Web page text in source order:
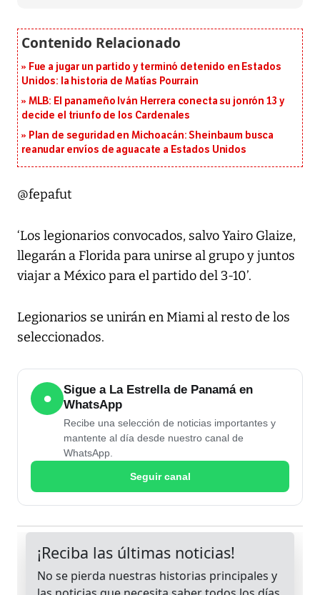
Fue a jugar un partido y terminó detenido en Estados
Unidos: la historia de Matías Pourrain
MLB: El panameño Iván Herrera conecta su jonrón 13 y
decide el triunfo de los Cardenales
Plan de seguridad en Michoacán: Sheinbaum busca
reanudar envíos de aguacate a Estados Unidos
@fepafut
‘Los legionarios convocados, salvo Yairo Glaize,
llegarán a Florida para unirse al grupo y juntos
viajar a México para el partido del 3-10’.
Legionarios se unirán en Miami al resto de los
seleccionados.
●
Sigue a La Estrella de Panamá en
WhatsApp
Recibe una selección de noticias importantes y
mantente al día desde nuestro canal de
WhatsApp.
Seguir canal